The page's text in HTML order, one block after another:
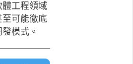
工程領域
可能徹底
模式。